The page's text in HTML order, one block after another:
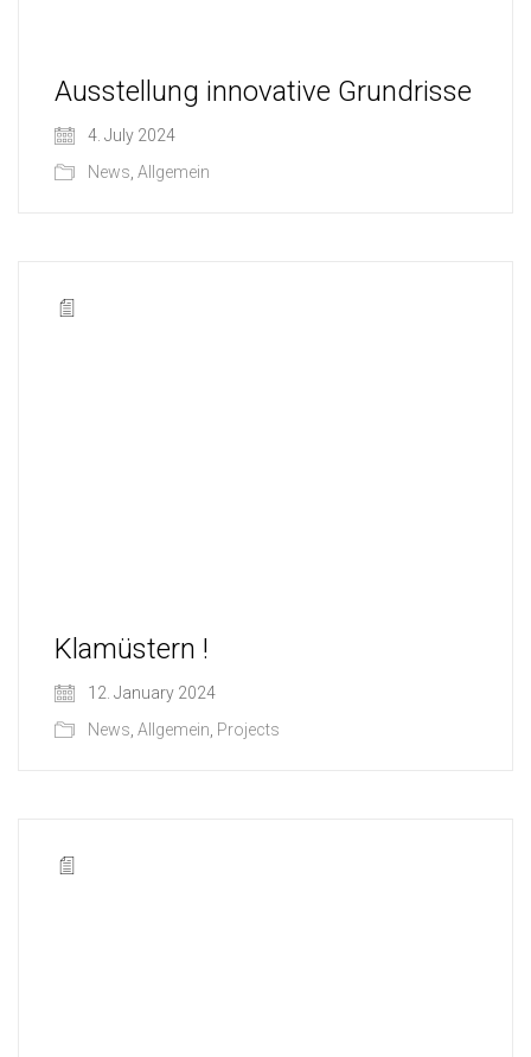
Ausstellung innovative Grundrisse
4. July 2024
News Allgemein
Klamüstern !
12. January 2024
News, Allgemein, Projects